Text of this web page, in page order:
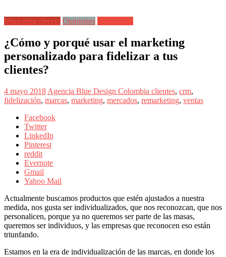
iBlue
Marketing
Magazine
de
Publicidad,
Mercadeo
Medios
de
Agencia
Blue
Design
Colombia
filiales
Latina
|
Una
mirada
estratégica
Marketing directo Opiniones
¿Cómo y porqué usar el marketing
personalizado para fidelizar a tus
clientes?
4 mayo 2018 Agencia Blue Design Colombia clientes, crm,
fidelización, marcas, marketing, mercados, remarketing, ventas
Facebook
Twitter
LinkedIn
Pinterest
reddit
Evernote
Gmail
Yahoo Mail
Actualmente buscamos productos que estén ajustados a nuestra
medida, nos gusta ser individualizados, que nos reconozcan, que nos
personalicen, porque ya no queremos ser parte de las masas,
queremos ser individuos, y las empresas que reconocen eso están
triunfando.
Estamos en la era de individualización de las marcas, en donde los